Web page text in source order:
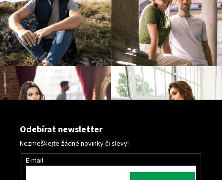
s
u
Odebírat newsletter
Nezmeškejte žádné novinky či slevy!
E-mail